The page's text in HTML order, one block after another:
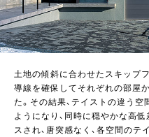
土地の傾斜に合わせたスキップ
導線を確保してそれぞれの部屋
た。その結果、テイストの違う
ようになり、同時に穏やかな高
スされ、唐突感なく、各空間の